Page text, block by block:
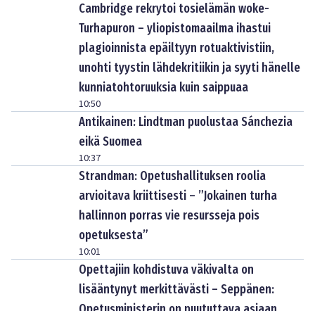
Cambridge rekrytoi tosielämän woke-
Turhapuron – yliopistomaailma ihastui
plagioinnista epäiltyyn rotuaktivistiin,
unohti tyystin lähdekritiikin ja syyti hänelle
kunniatohtoruuksia kuin saippuaa
10:50
Antikainen: Lindtman puolustaa Sánchezia
eikä Suomea
10:37
Strandman: Opetushallituksen roolia
arvioitava kriittisesti – ”Jokainen turha
hallinnon porras vie resursseja pois
opetuksesta”
10:01
Opettajiin kohdistuva väkivalta on
lisääntynyt merkittävästi – Seppänen: